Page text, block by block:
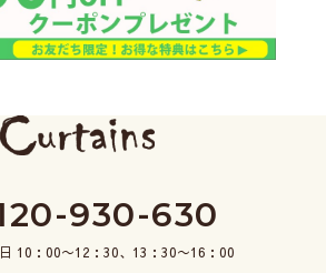
930-630
10：00〜12：30、13：30〜16：00